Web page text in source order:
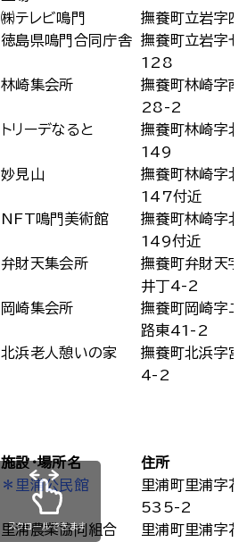
㈱テレビ鳴門
撫養町立岩字
徳島県鳴門合同庁舎
撫養町立岩字七
128
林崎集会所
撫養町林崎字南
28-2
トリーデなると
撫養町林崎字北
149
妙見山
撫養町林崎字北
147付近
NFT鳴門美術館
撫養町林崎字北
149付近
弁財天集会所
撫養町弁財天字
井丁4-2
岡崎集会所
撫養町岡崎字二
路東41-2
北浜老人憩いの家
撫養町北浜字宮
4-2
施設・場所名
住所
＊里浦公民館
里浦町里浦字花
535-2
里浦農業協同組合
里浦町里浦字花
スクロールできます